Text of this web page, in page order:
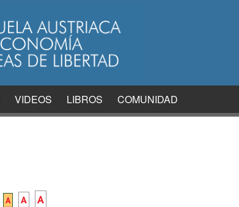
VIDEOS LIBROS COMUNIDAD
A A A